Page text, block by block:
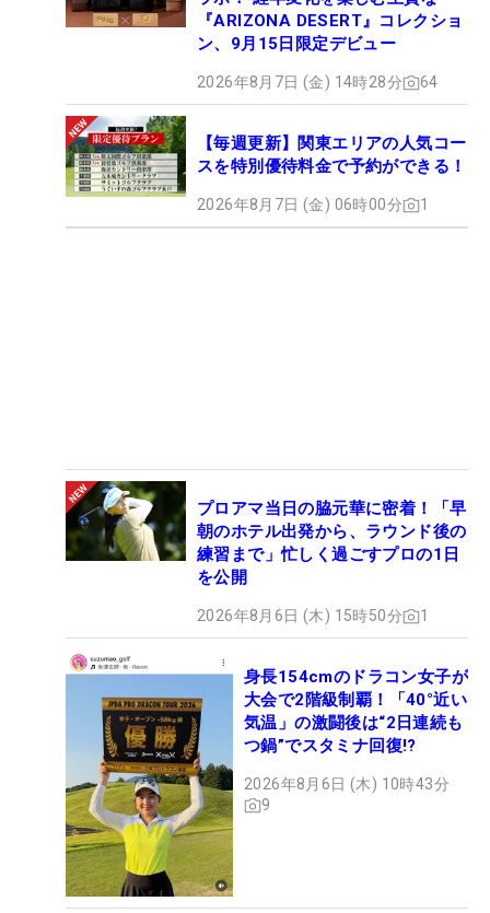
『ARIZONA DESERT』コレクショ
ン、9月15日限定デビュー
2026年8月7日 (金) 14時28分 64
【毎週更新】関東エリアの人気コー
スを特別優待料金で予約ができる！
2026年8月7日 (金) 06時00分 1
プロアマ当日の脇元華に密着！「早
朝のホテル出発から、ラウンド後の
練習まで」忙しく過ごすプロの1日
を公開
2026年8月6日 (木) 15時50分 1
身長154cmのドラコン女子が
大会で2階級制覇！「40°近い
気温」の激闘後は“2日連続も
つ鍋”でスタミナ回復!?
2026年8月6日 (木) 10時43分
9